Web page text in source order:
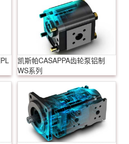
凯斯帕CASAPPA齿轮泵铝制
WS系列